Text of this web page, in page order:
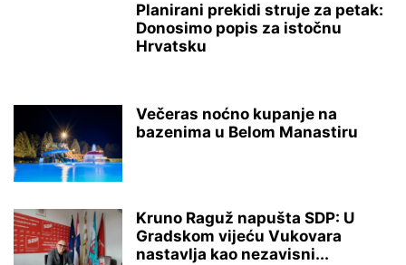
Planirani prekidi struje za petak:
Donosimo popis za istočnu
Hrvatsku
Večeras noćno kupanje na
bazenima u Belom Manastiru
Kruno Raguž napušta SDP: U
Gradskom vijeću Vukovara
nastavlja kao nezavisni...